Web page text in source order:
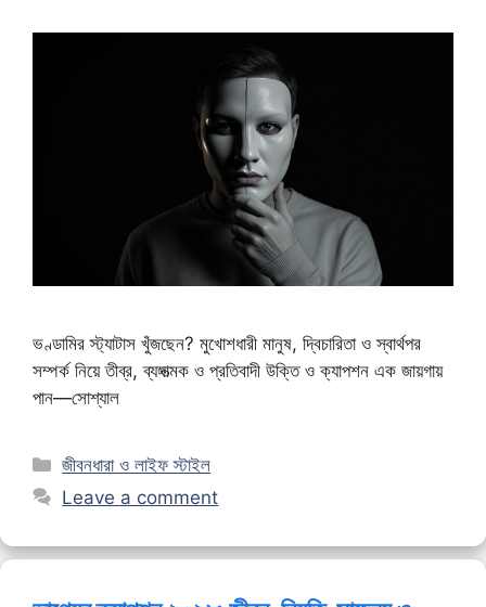
ভণ্ডামির স্ট্যাটাস খুঁজছেন? মুখোশধারী মানুষ, দ্বিচারিতা ও স্বার্থপর
সম্পর্ক নিয়ে তীব্র, ব্যঙ্গাত্মক ও প্রতিবাদী উক্তি ও ক্যাপশন এক জায়গায়
পান—সোশ্যাল
Categories
জীবনধারা ও লাইফ স্টাইল
Leave a comment